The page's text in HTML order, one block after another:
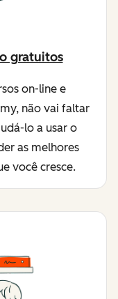
gratuitos
on-line e
não vai faltar
lo a usar o
as melhores
você cresce.